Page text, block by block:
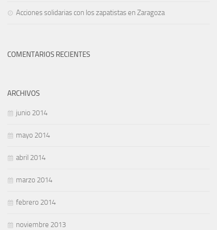
Acciones solidarias con los zapatistas en Zaragoza
COMENTARIOS RECIENTES
ARCHIVOS
junio 2014
mayo 2014
abril 2014
marzo 2014
febrero 2014
noviembre 2013